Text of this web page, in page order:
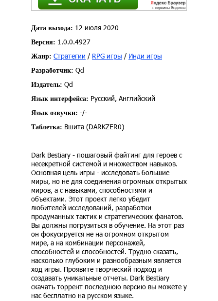
Дата выхода: 12 июля 2020
Версия: 1.0.0.4927
Жанр: Стратегии / RPG игры / Инди игры
Разработчик: Qd
Издатель: Qd
Язык интерфейса: Русский, Английский
Язык озвучки: -/-
Таблетка: Вшита (DARKZER0)
Dark Bestiary - пошаговый файтинг для героев с
несекретной системой и множеством навыков.
Основная цель игры - исследовать большие
миры, но не для соединения огромных открытых
миров, а с навыками, способностями и
объектами. Этот проект легко убедит
любителей исследований, разработки
продуманных тактик и стратегических фанатов.
Вы должны погрузиться в обучение. На этот раз
он фокусируется не на огромном открытом
мире, а на комбинации персонажей,
способностей и способностей. Трудно сказать,
насколько глубоким и разнообразным является
ход игры. Проявите творческий подход и
создавать уникальные отчеты. Dark Bestiary
скачать торрент последнюю версию вы можете у
нас бесплатно на русском языке.